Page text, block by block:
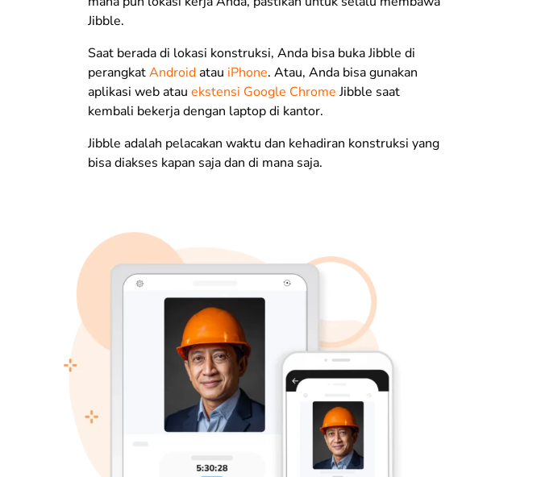
Jibble.
Saat berada di lokasi konstruksi, Anda bisa buka Jibble di
perangkatAndroidatau iPhone. Atau, Anda bisa gunakan
aplikasi web atau ekstensi Google ChromeJibble saat
kembali bekerja dengan laptop di kantor.
Jibble adalah pelacakan waktu dan kehadiran konstruksi yang
bisa diakses kapan saja dan di mana saja.